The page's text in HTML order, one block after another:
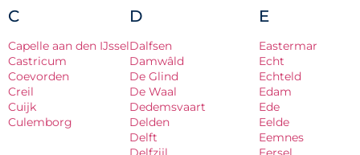
C
Capelle aan den IJssel
Castricum
Coevorden
Creil
Cuijk
Culemborg
D
Dalfsen
Damwâld
De Glind
De Waal
Dedemsvaart
Delden
Delft
E
Eastermar
Echt
Echteld
Edam
Ede
Eelde
Eemnes